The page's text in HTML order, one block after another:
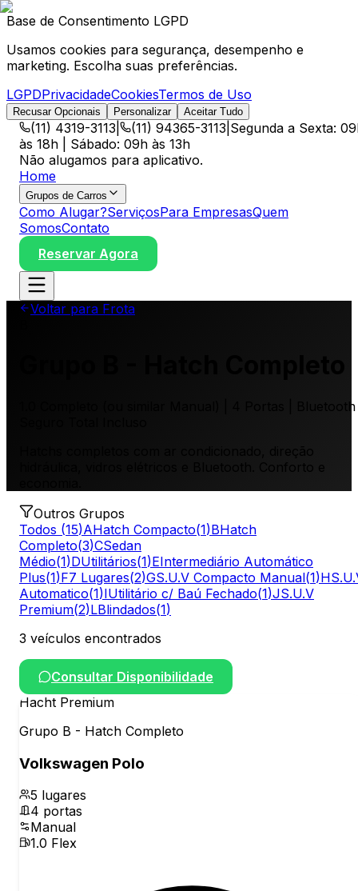
Base de Consentimento LGPD
Usamos cookies para segurança, desempenho e
marketing. Escolha suas preferências.
LGPDPrivacidadeCookiesTermos de Uso
Recusar Opcionais Personalizar Aceitar Tudo
(11) 4319-3113 (11) 94365-3113 Segunda a Sexta:
às 18h | Sábado: 09h às 13h
Não alugamos para aplicativo.
Home
Grupos de Carros
Como Alugar?ServiçosPara EmpresasQuem
SomosContato
Reservar Agora
Voltar para Frota
1.0 Completo (ou similar Manual) | 4 Portas |
hidráulica, vidros elétricos e Bluetooth. Conforto e
Outros Grupos
Todos (15)AHatch Compacto(1)BHatch
Completo(3)CSedan
Médio(1)DUtilitários(1)EIntermediário Automático
Plus(1)F7 Lugares(2)GS.U.V Compacto Manual(1)H
Automatico(1)IUtilitário c/ Baú Fechado(1)JS.U.V
Premium(2)LBlindados(1)
3 veículos encontrados
Consultar Disponibilidade
Hacht Premium
Grupo B - Hatch Completo
Volkswagen Polo
5 lugares
4 portas
Manual
1.0 Flex